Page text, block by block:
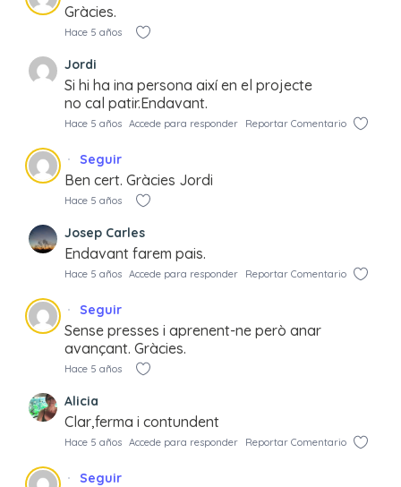
Gràcies.
Hace 5 años
Jordi
Si hi ha ina persona així en el projecte
no cal patir.Endavant.
Hace 5 años Accede para responder Reportar Comentario
Seguir
Ben cert. Gràcies Jordi
Hace 5 años
Josep Carles
Endavant farem pais.
Hace 5 años Accede para responder Reportar Comentario
Seguir
Sense presses i aprenent-ne però anar
avançant. Gràcies.
Hace 5 años
Alicia
Clar,ferma i contundent
Hace 5 años Accede para responder Reportar Comentario
Seguir